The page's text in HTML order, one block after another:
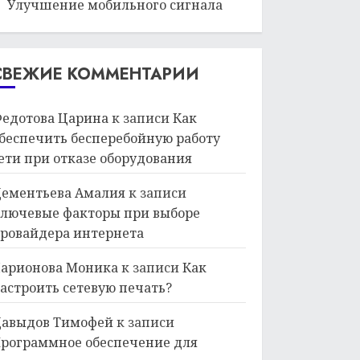
Улучшение мобильного сигнала
КОММЕНТАРИИ
Царинак записиКак
бесперебойную работу
при отказе оборудования
Амалияк записи
факторы при выборе
интернета
Моникак записиКак
сетевую печать?
Тимофейк записи
обеспечение для